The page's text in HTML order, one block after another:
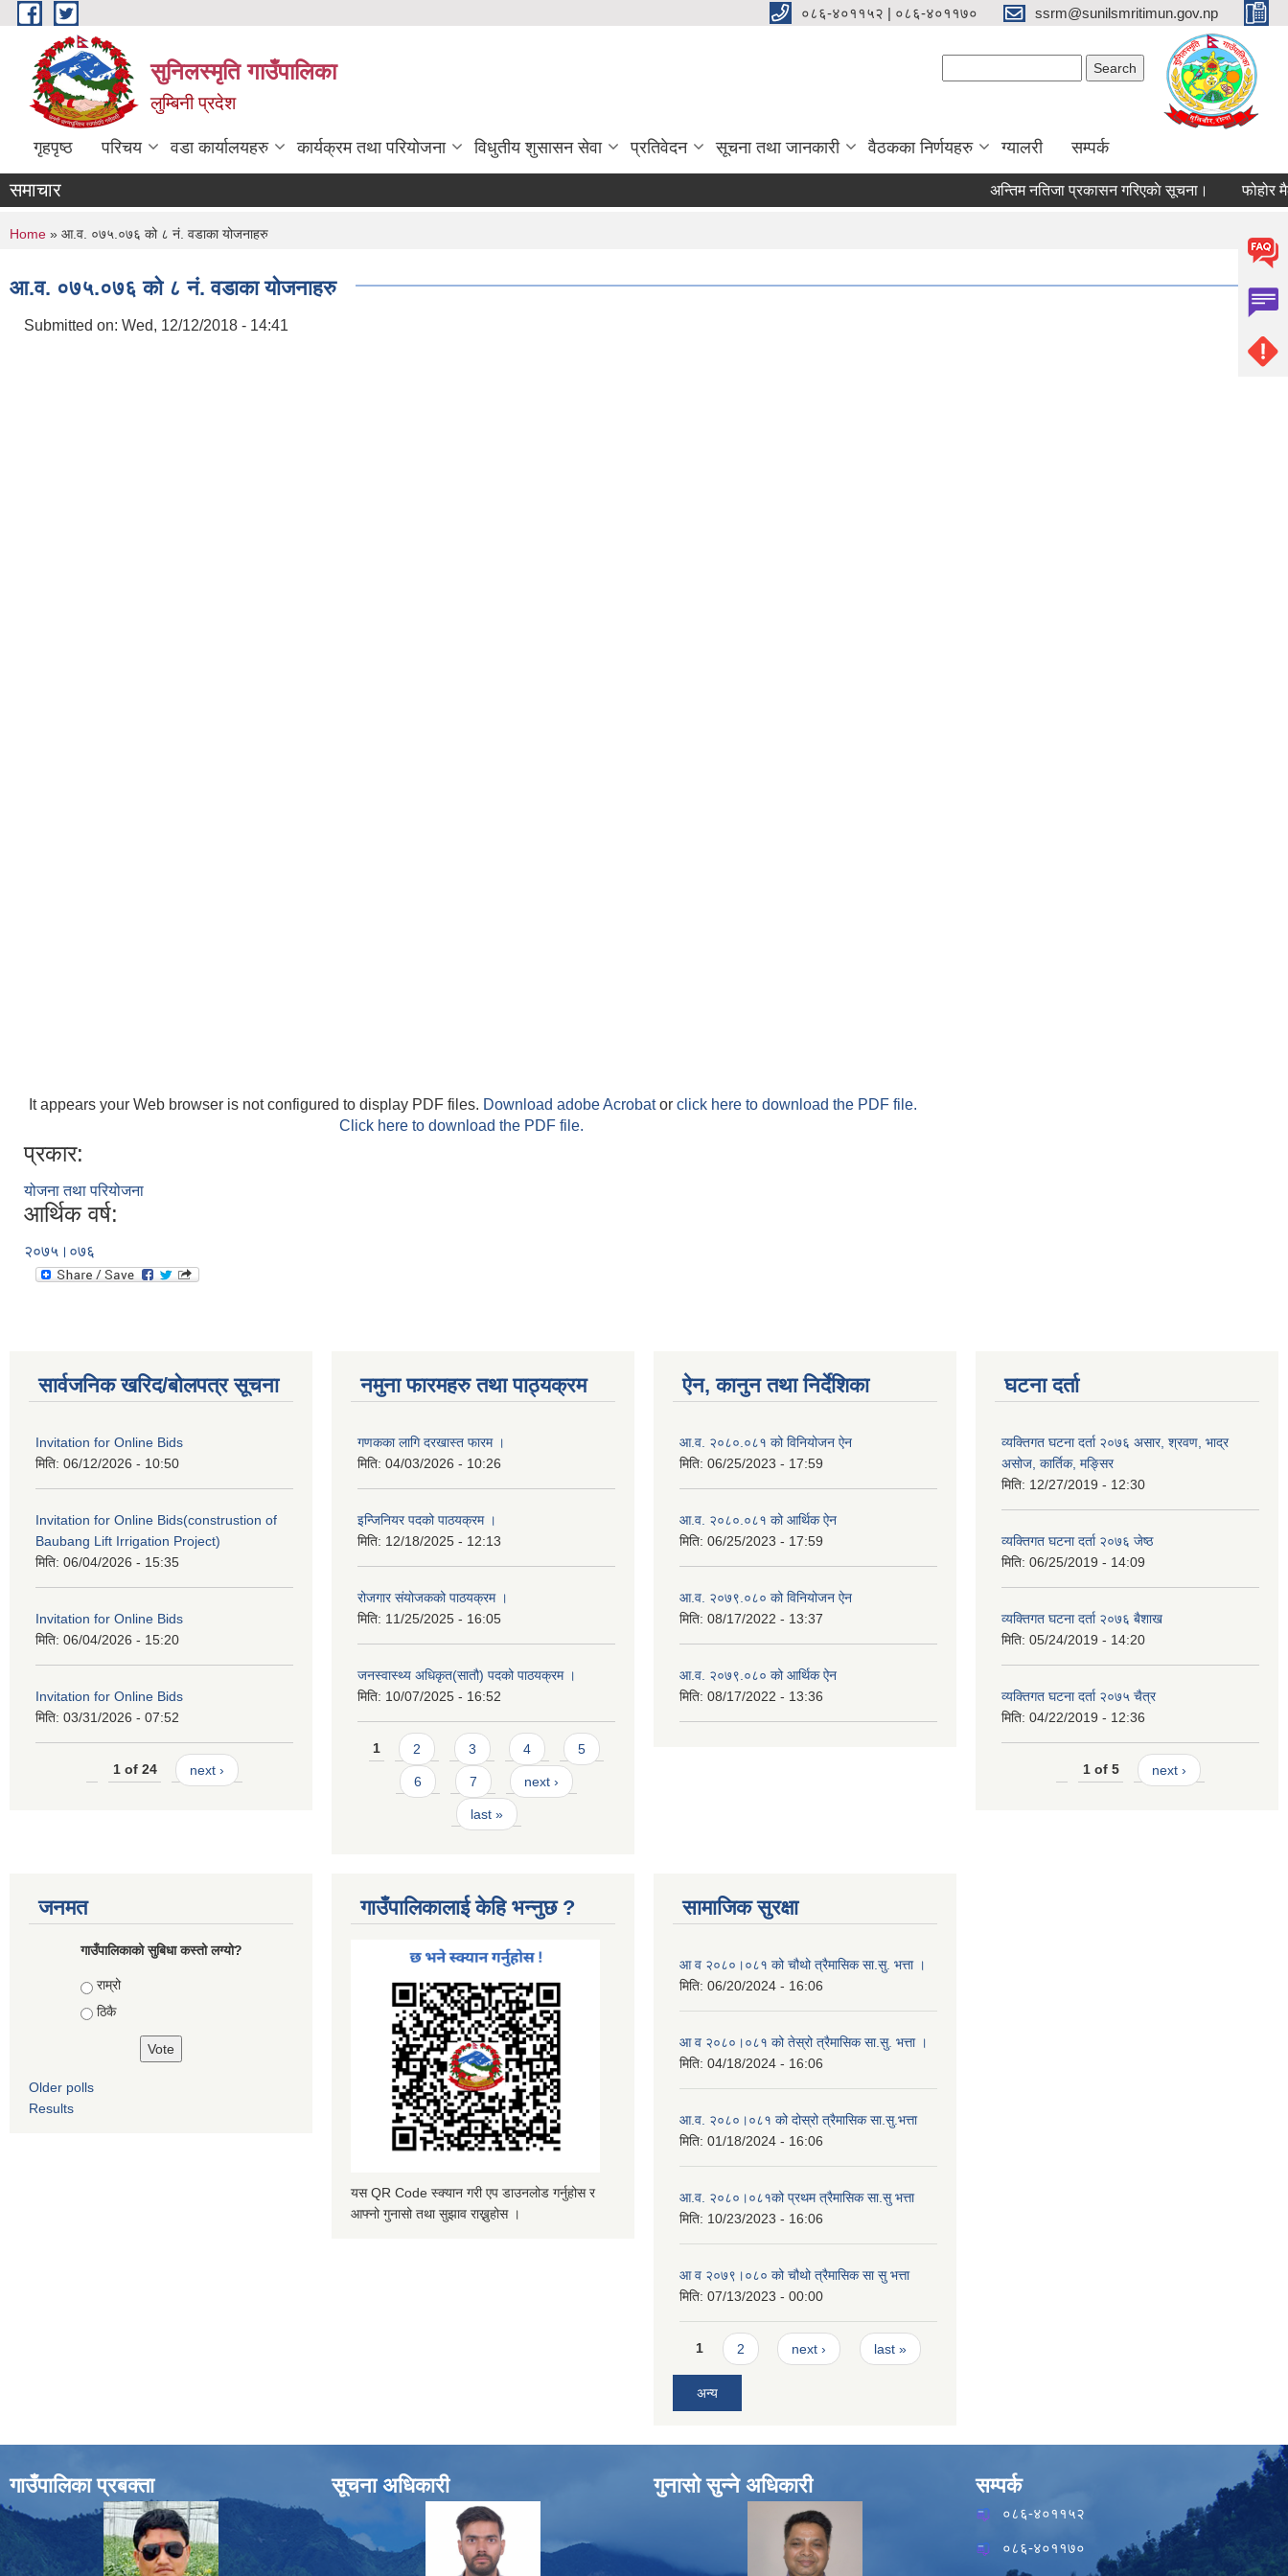
Skip to main content ०८६-४०११५२ | ०८६-४०११७० ssrm@sunilsmritimun.gov.np
सुनिलस्मृति गाउँपालिका
लुम्बिनी प्रदेश
गृहपृष्ठ परिचय वडा कार्यालयहरु कार्यक्रम तथा परियोजना विधुतीय शुसासन सेवा प्रतिवेदन सूचना तथा जानकारी वैठकका निर्णयहरु ग्यालरी सम्पर्क
समाचार अन्तिम नतिजा प्रकासन गरिएकाे सूचना। फोहोर मैला
You are here
Home » आ.व. ०७५.०७६ को ८ नं. वडाका योजनाहरु
आ.व. ०७५.०७६ को ८ नं. वडाका योजनाहरु
Submitted on: Wed, 12/12/2018 - 14:41
It appears your Web browser is not configured to display PDF files. Download adobe Acrobator click here to download the PDF file.
Click here to download the PDF file.
प्रकार:
योजना तथा परियोजना
आर्थिक वर्ष:
२०७५।०७६
सार्वजनिक खरिद/बोलपत्र सूचना
Invitation for Online Bids
मिति: 06/12/2026 - 10:50
Invitation for Online Bids(construstion of
Baubang Lift Irrigation Project)
मिति: 06/04/2026 - 15:35
Invitation for Online Bids
मिति: 06/04/2026 - 15:20
Invitation for Online Bids
मिति: 03/31/2026 - 07:52
1 of 24 next ›
नमुना फारमहरु तथा पाठ्यक्रम
गणकका लागि दरखास्त फारम ।
मिति: 04/03/2026 - 10:26
इन्जिनियर पदको पाठयक्रम ।
मिति: 12/18/2025 - 12:13
रोजगार संयोजकको पाठयक्रम ।
मिति: 11/25/2025 - 16:05
जनस्वास्थ्य अधिकृत(सातौ) पदको पाठयक्रम ।
मिति: 10/07/2025 - 16:52
Pages
1 2 3 4 5
6 7 next ›
last »
ऐन, कानुन तथा निर्देशिका
आ.व. २०८०.०८१ को विनियोजन ऐन
मिति: 06/25/2023 - 17:59
आ.व. २०८०.०८१ को आर्थिक ऐन
मिति: 06/25/2023 - 17:59
आ.व. २०७९.०८० को विनियोजन ऐन
मिति: 08/17/2022 - 13:37
आ.व. २०७९.०८० को आर्थिक ऐन
मिति: 08/17/2022 - 13:36
घटना दर्ता
व्यक्तिगत घटना दर्ता २०७६ असार, श्रवण, भाद्र
असोज, कार्तिक, मङ्सिर
मिति: 12/27/2019 - 12:30
व्यक्तिगत घटना दर्ता २०७६ जेष्ठ
मिति: 06/25/2019 - 14:09
व्यक्तिगत घटना दर्ता २०७६ बैशाख
मिति: 05/24/2019 - 14:20
व्यक्तिगत घटना दर्ता २०७५ चैत्र
मिति: 04/22/2019 - 12:36
1 of 5 next ›
जनमत
गाउँपालिकाको सुबिधा कस्तो लग्यो?
Choices
राम्रो
ठिकै
Older polls
Results
गाउँपालिकालाई केहि भन्नुछ ?
यस QR Code स्क्यान गरी एप डाउनलोड गर्नुहोस र
आफ्नो गुनासो तथा सुझाव राख्नुहोस ।
सामाजिक सुरक्षा
आ व २०८०।०८१ को चौथो त्रैमासिक सा.सु. भत्ता ।
मिति: 06/20/2024 - 16:06
आ व २०८०।०८१ को तेस्रो त्रैमासिक सा.सु. भत्ता ।
मिति: 04/18/2024 - 16:06
आ.व. २०८०।०८१ को दोस्रो त्रैमासिक सा.सु.भत्ता
मिति: 01/18/2024 - 16:06
आ.व. २०८०।०८१को प्रथम त्रैमासिक सा.सु भत्ता
मिति: 10/23/2023 - 16:06
आ व २०७९।०८० को चौथो त्रैमासिक सा सु भत्ता
मिति: 07/13/2023 - 00:00
Pages
1 2 next › last »
अन्य
गाउँपालिका प्रबक्ता सूचना अधिकारी गुनासो सुन्ने अधिकारी सम्पर्क
०८६-४०११५२
०८६-४०११७०